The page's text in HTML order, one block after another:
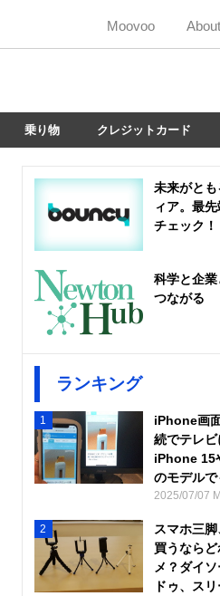
Moovoo About
乗り物 クレジットカード
未来がと
ィア。最
チェック！
科学と企業
つながる
ランキング
1
iPhone画
続でテレビ
iPhone 15
のモデル
2
スマホ三
買うなら
メ？ダイ
ドゥ、ス